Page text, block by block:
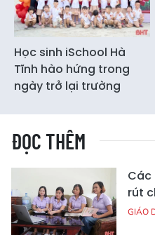
Học sinh iSchool Hà
Tĩnh hào hứng trong
ngày trở lại trường
ĐỌC THÊM
Các
rút
GIÁO